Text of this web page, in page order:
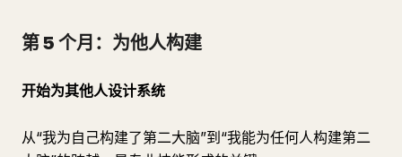
第 5 个月：为他人构建
开始为其他人设计系统
从“我为自己构建了第二大脑”到“我能为任何人构建第二